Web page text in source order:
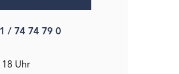
/ 74 74 79 0
18 Uhr